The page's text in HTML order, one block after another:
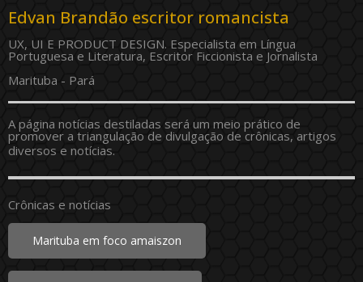
Edvan Brandão escritor romancista
UX, UI E PRODUCT DESIGN. Especialista em Língua
Portuguesa e Literatura, Escritor Ficcionista e Jornalista
Marituba - Pará
A página notícias destiladas será um meio prático de
promover a triangulação de divulgação de crônicas, artigos
diversos e notícias.
Crônicas e notícias
Marituba em foco amaiszon